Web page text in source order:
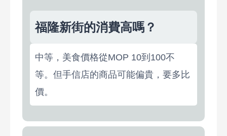
福隆新街的消費高嗎？
中等，美食價格從MOP 10到100不
等。但手信店的商品可能偏貴，要多比
價。